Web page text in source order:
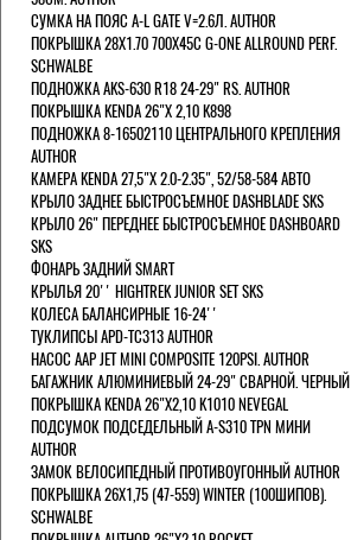
СУМКА НА ПОЯС A-L GATE V=2.6Л. AUTHOR
ПОКРЫШКА 28X1.70 700X45C G-ONE ALLROUND PERF.
SCHWALBE
ПОДНОЖКА AKS-630 R18 24-29" RS. AUTHOR
ПОКРЫШКА KENDA 26"Х 2,10 K898
ПОДНОЖКА 8-16502110 ЦЕНТРАЛЬНОГО КРЕПЛЕНИЯ
AUTHOR
КАМЕРА KENDA 27,5"Х 2.0-2.35", 52/58-584 АВТО
КРЫЛО ЗАДНЕЕ БЫСТРОСЪЕМНОЕ DASHBLADE SKS
КРЫЛО 26" ПЕРЕДНЕЕ БЫСТРОСЪЕМНОЕ DASHBOARD
SKS
ФОНАРЬ ЗАДНИЙ SMART
КРЫЛЬЯ 20'' HIGHTREK JUNIOR SET SKS
КОЛЕСА БАЛАНСИРНЫЕ 16-24''
ТУКЛИПСЫ APD-TC313 AUTHOR
НАСОС AAP JET MINI COMPOSITE 120PSI. AUTHOR
БАГАЖНИК АЛЮМИНИЕВЫЙ 24-29" СВАРНОЙ. ЧЕРНЫЙ
ПОКРЫШКА KENDA 26"Х2,10 K1010 NEVEGAL
ПОДСУМОК ПОДСЕДЕЛЬНЫЙ A-S310 TPN МИНИ
AUTHOR
ЗАМОК ВЕЛОСИПЕДНЫЙ ПРОТИВОУГОННЫЙ AUTHOR
ПОКРЫШКА 26X1,75 (47-559) WINTER (100ШИПОВ).
SCHWALBE